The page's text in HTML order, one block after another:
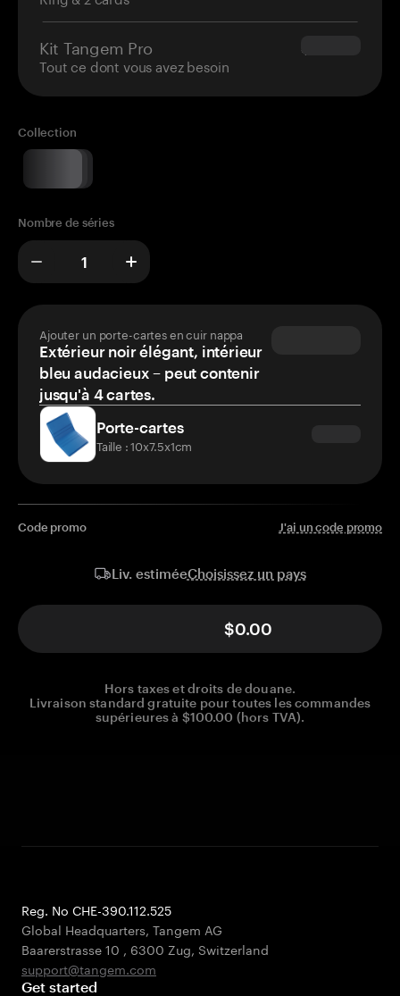
Kit Tangem Pro
Tout ce dont vous avez besoin
$180.00
Collection
Nombre de séries
Ajouter un porte-cartes en cuir nappa
Extérieur noir élégant, intérieur
bleu audacieux – peut contenir
jusqu'à 4 cartes.
Porte-cartes
Taille : 10x7.5x1cm
Code promo J'ai un code promo
Liv. estiméeChoisissez un pays
$0.00
Hors taxes et droits de douane.
Livraison standard gratuite pour toutes les commandes
supérieures à $100.00 (hors TVA).
Reg. No CHE-390.112.525
Global Headquarters, Tangem AG
Baarerstrasse 10 , 6300 Zug, Switzerland
support@tangem.com
Get started